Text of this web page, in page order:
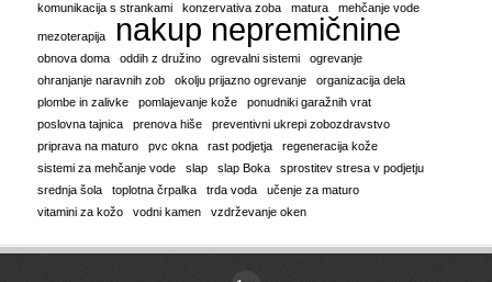
komunikacija s strankami
konzervativa zoba matura mehčanje vode
mezoterapija nakup nepremičnine
obnova doma oddih z družino ogrevalni sistemi
ogrevanje
ohranjanje naravnih zob
okolju prijazno ogrevanje
organizacija dela
plombe in zalivke
pomlajevanje kože
ponudniki garažnih vrat
poslovna tajnica
prenova hiše
preventivni ukrepi zobozdravstvo
priprava na maturo
pvc okna rast podjetja
regeneracija kože
sistemi za mehčanje vode
slap slap Boka
sprostitev stresa v podjetju
srednja šola
toplotna črpalka trda voda
učenje za maturo
vitamini za kožo
vodni kamen vzdrževanje oken